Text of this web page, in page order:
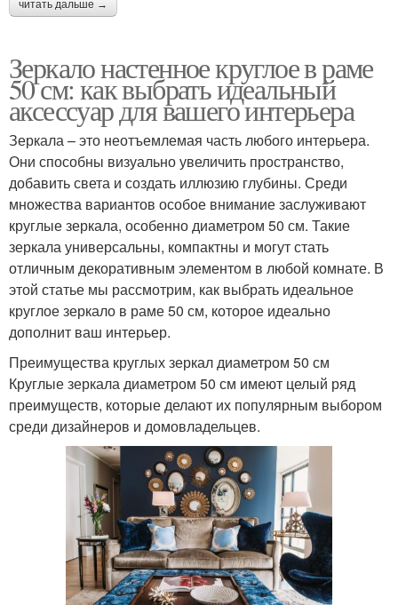
читать дальше →
Зеркало настенное круглое в раме
50 см: как выбрать идеальный
аксессуар для вашего интерьера
Зеркала – это неотъемлемая часть любого интерьера.
Они способны визуально увеличить пространство,
добавить света и создать иллюзию глубины. Среди
множества вариантов особое внимание заслуживают
круглые зеркала, особенно диаметром 50 см. Такие
зеркала универсальны, компактны и могут стать
отличным декоративным элементом в любой комнате. В
этой статье мы рассмотрим, как выбрать идеальное
круглое зеркало в раме 50 см, которое идеально
дополнит ваш интерьер.
Преимущества круглых зеркал диаметром 50 см
Круглые зеркала диаметром 50 см имеют целый ряд
преимуществ, которые делают их популярным выбором
среди дизайнеров и домовладельцев.